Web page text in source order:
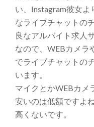
い、Instagram彼女
なライブチャットの
良なアルバイト求人
なので、WEBカメラ
でライブチャットの
います。
マイクとかWEBカメ
安いのは低額ですよね
高くないです。